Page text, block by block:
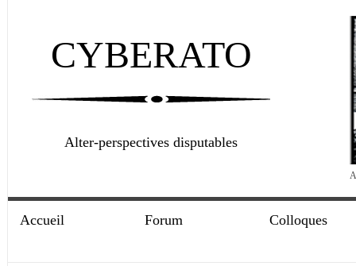
CYBERATO
Alter-perspectives disputables
Accueil Forum Colloques